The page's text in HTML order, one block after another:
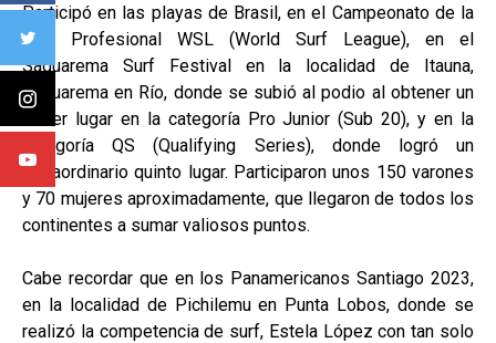
Participó en las playas de Brasil, en el Campeonato de la
Liga Profesional WSL (World Surf League), en el
Saquarema Surf Festival en la localidad de Itauna,
Saquarema en Río, donde se subió al podio al obtener un
tercer lugar en la categoría Pro Junior (Sub 20), y en la
categoría QS (Qualifying Series), donde logró un
extraordinario quinto lugar. Participaron unos 150 varones
y 70 mujeres aproximadamente, que llegaron de todos los
continentes a sumar valiosos puntos.
Cabe recordar que en los Panamericanos Santiago 2023,
en la localidad de Pichilemu en Punta Lobos, donde se
realizó la competencia de surf, Estela López con tan solo